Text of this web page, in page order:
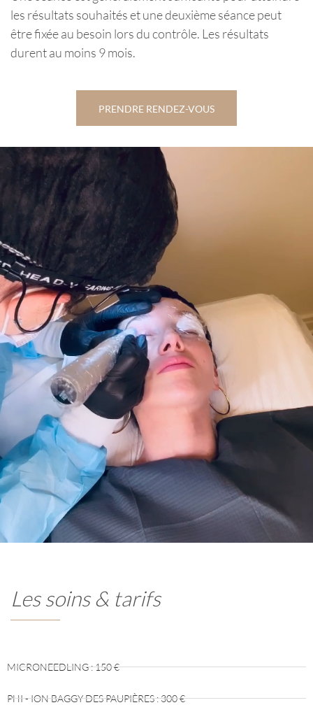
les résultats souhaités et une deuxième séance peut
être fixée au besoin lors du contrôle. Les résultats
durent au moins 9 mois.
PRENDRE RENDEZ-VOUS
Les soins & tarifs
MICRONEEDLING : 150 €
PHI - ION BAGGY DES PAUPIÈRES : 300 €